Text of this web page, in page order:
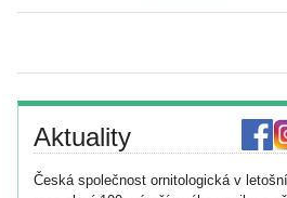
Aktuality
Česká společnost ornitologická v